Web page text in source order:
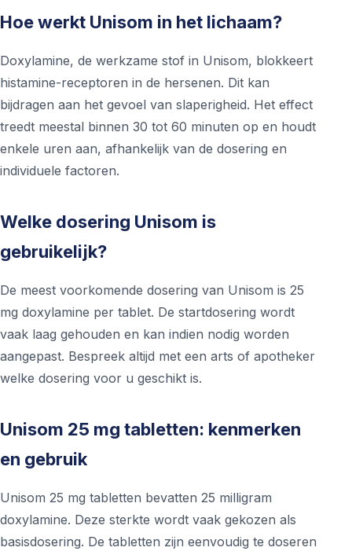
Hoe werkt Unisom in het lichaam?
Doxylamine, de werkzame stof in Unisom, blokkeert
histamine-receptoren in de hersenen. Dit kan
bijdragen aan het gevoel van slaperigheid. Het effect
treedt meestal binnen 30 tot 60 minuten op en houdt
enkele uren aan, afhankelijk van de dosering en
individuele factoren.
Welke dosering Unisom is
gebruikelijk?
De meest voorkomende dosering van Unisom is 25
mg doxylamine per tablet. De startdosering wordt
vaak laag gehouden en kan indien nodig worden
aangepast. Bespreek altijd met een arts of apotheker
welke dosering voor u geschikt is.
Unisom 25 mg tabletten: kenmerken
en gebruik
Unisom 25 mg tabletten bevatten 25 milligram
doxylamine. Deze sterkte wordt vaak gekozen als
basisdosering. De tabletten zijn eenvoudig te doseren